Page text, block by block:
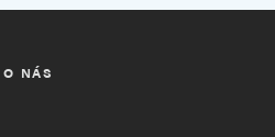
O NÁS